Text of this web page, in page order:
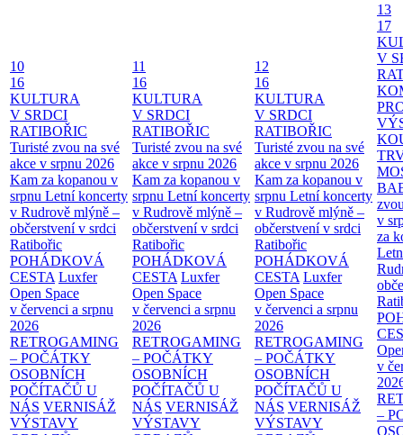
10
16
KULTURA
V SRDCI
RATIBOŘIC
Turisté zvou na své
akce v srpnu 2026
Kam za kopanou v
srpnu Letní koncerty
v Rudrově mlýně –
občerstvení v srdci
Ratibořic
POHÁDKOVÁ
CESTA Luxfer
Open Space
v červenci a srpnu
2026
RETROGAMING
– POČÁTKY
OSOBNÍCH
POČÍTAČŮ U
NÁS VERNISÁŽ
VÝSTAVY
11
16
KULTURA
V SRDCI
RATIBOŘIC
Turisté zvou na své
akce v srpnu 2026
Kam za kopanou v
srpnu Letní koncerty
v Rudrově mlýně –
občerstvení v srdci
Ratibořic
POHÁDKOVÁ
CESTA Luxfer
Open Space
v červenci a srpnu
2026
RETROGAMING
– POČÁTKY
OSOBNÍCH
POČÍTAČŮ U
NÁS VERNISÁŽ
VÝSTAVY
12
16
KULTURA
V SRDCI
RATIBOŘIC
Turisté zvou na své
akce v srpnu 2026
Kam za kopanou v
srpnu Letní koncerty
v Rudrově mlýně –
občerstvení v srdci
Ratibořic
POHÁDKOVÁ
CESTA Luxfer
Open Space
v červenci a srpnu
2026
RETROGAMING
– POČÁTKY
OSOBNÍCH
POČÍTAČŮ U
NÁS VERNISÁŽ
VÝSTAVY
13
17
V
v
za
v
–